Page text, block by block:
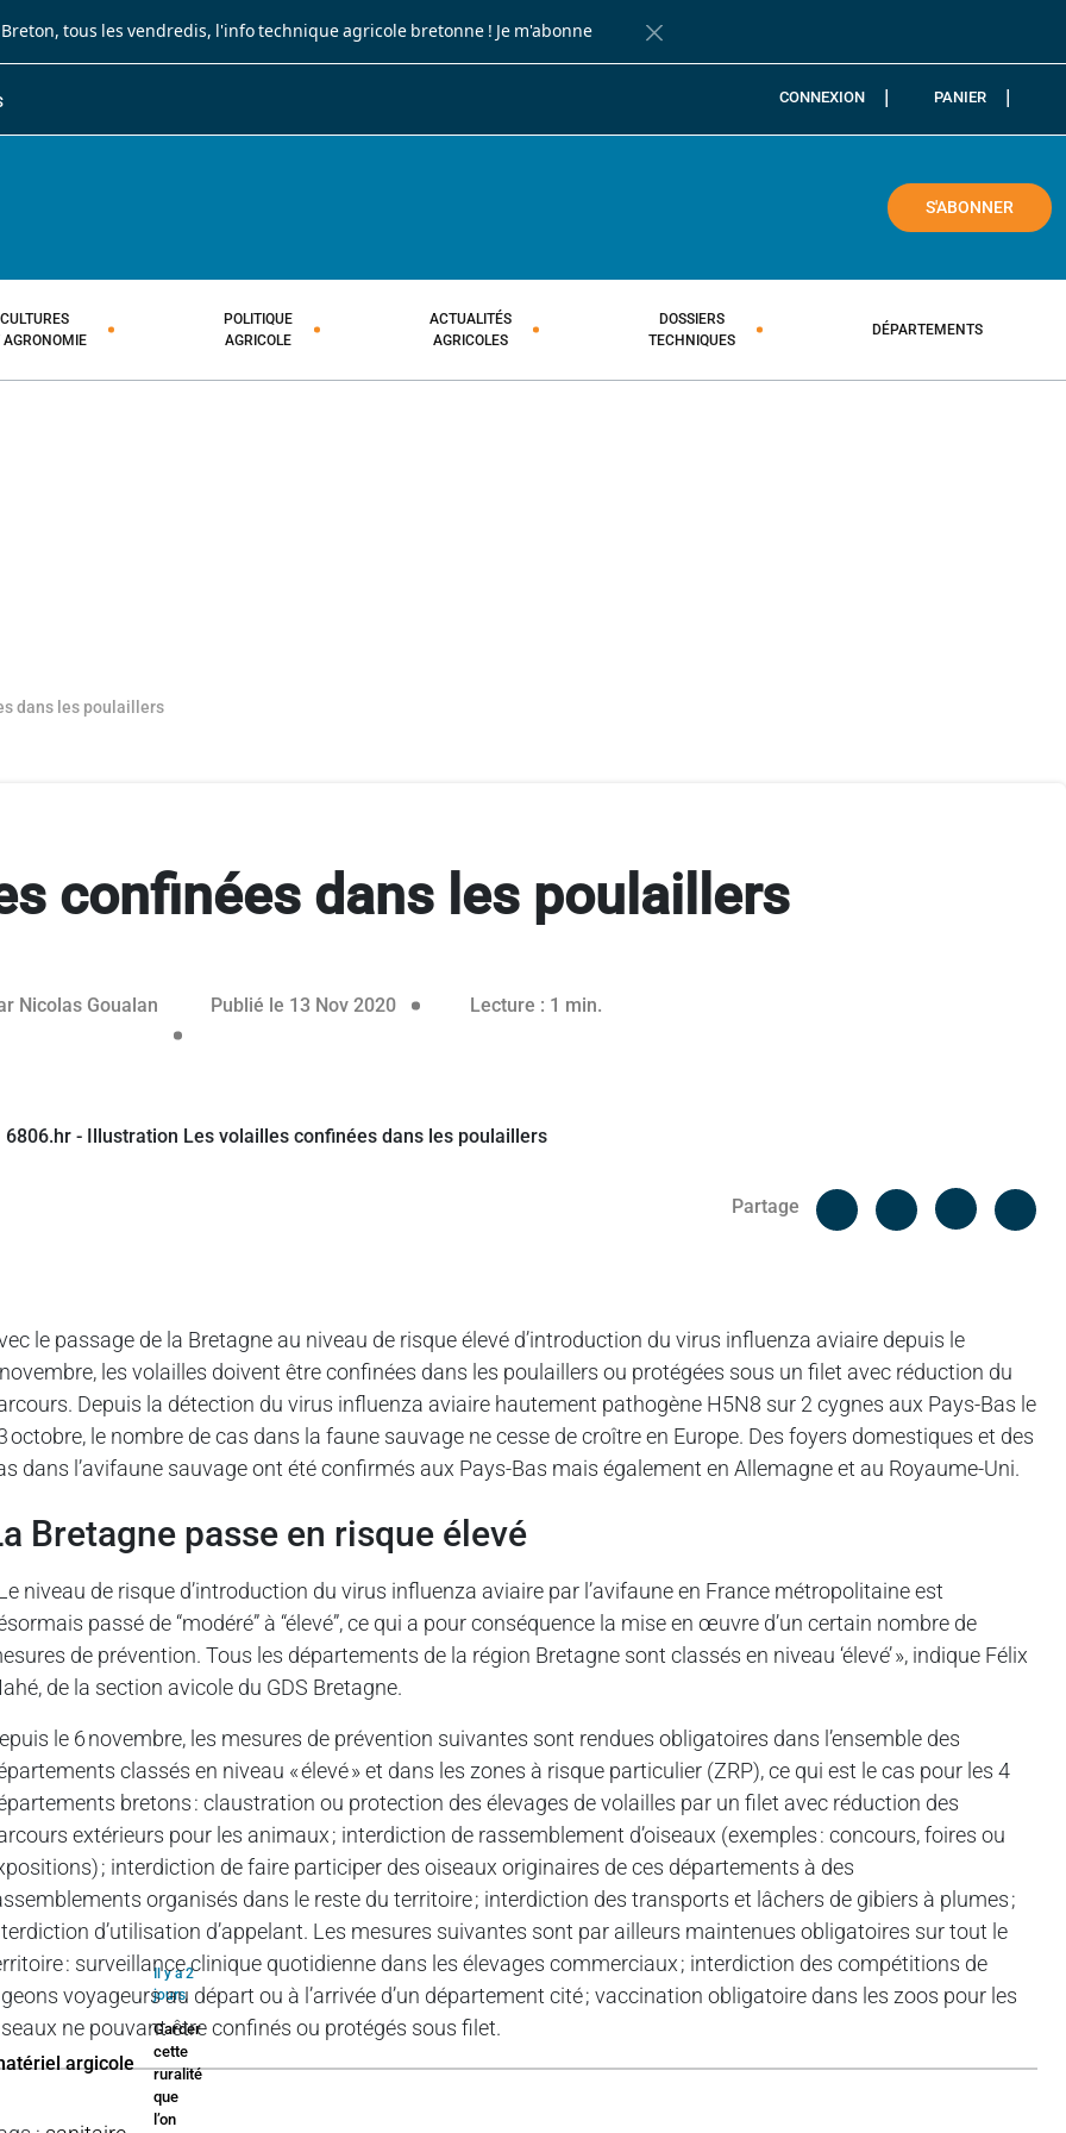
, tous les vendredis, l'info technique agricole bretonne ! Je m'abonne
Fermer la barre de notification
CONNEXION PANIER
S'ABONNER
CULTURES
AGRONOMIE
POLITIQUE
AGRICOLE
ACTUALITÉS
AGRICOLES
DOSSIERS
TECHNIQUES
DÉPARTEMENTS
dans les poulaillers
confinées dans les poulaillers
Nicolas Goualan Publié le 13 Nov 2020 Lecture : 1 min.
Partage
Facebook
le passage de la Bretagne au niveau de risque élevé d’introduction du virus influenza aviaire depuis le
les volailles doivent être confinées dans les poulaillers ou protégées sous un filet avec réduction du
Depuis la détection du virus influenza aviaire hautement pathogène H5N8 sur 2 cygnes aux Pays-Bas le
octobre, le nombre de cas dans la faune sauvage ne cesse de croître en Europe. Des foyers domestiques et des
dans l’avifaune sauvage ont été confirmés aux Pays-Bas mais également en Allemagne et au Royaume-Uni.
Bretagne passe en risque élevé
niveau de risque d’introduction du virus influenza aviaire par l’avifaune en France métropolitaine est
passé de “modéré” à “élevé”, ce qui a pour conséquence la mise en œuvre d’un certain nombre de
de prévention. Tous les départements de la région Bretagne sont classés en niveau ‘élevé’ », indique Félix
de la section avicole du GDS Bretagne.
le 6 novembre, les mesures de prévention suivantes sont rendues obligatoires dans l’ensemble des
classés en niveau « élevé » et dans les zones à risque particulier (ZRP), ce qui est le cas pour les 4
bretons : claustration ou protection des élevages de volailles par un filet avec réduction des
extérieurs pour les animaux ; interdiction de rassemblement d’oiseaux (exemples : concours, foires ou
; interdiction de faire participer des oiseaux originaires de ces départements à des
organisés dans le reste du territoire ; interdiction des transports et lâchers de gibiers à plumes ;
d’utilisation d’appelant. Les mesures suivantes sont par ailleurs maintenues obligatoires sur tout le
: surveillance clinique quotidienne dans les élevages commerciaux ; interdiction des compétitions de
voyageurs au départ ou à l’arrivée d’un département cité ; vaccination obligatoire dans les zoos pour les
ne pouvant être confinés ou protégés sous filet.
Il y a 2
jours
Garder
cette
ruralité
que
l’on